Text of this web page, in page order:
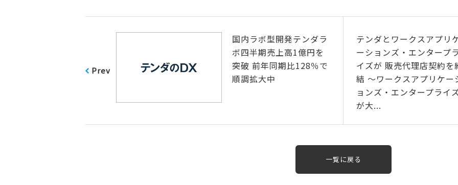
Prev
国内ラボ型開発テンダラ
ボ四半期売上高1億円を
突破 前年同期比128％で
順調拡大中
テンダとワークスアプリ
ーションズ・エンタープラ
イズが 販売代理店契約を
結 ～ワークスアプリケー
ョンズ・エンタープライ
が大...
一覧に戻る